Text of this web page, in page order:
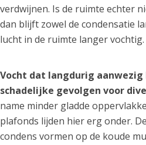
verdwijnen. Is de ruimte echter
dan blijft zowel de condensatie
lucht in de ruimte langer vochtig.
Vocht dat langdurig
schadelijke gevolgen voor
name minder gladde
plafonds lijden hier erg onder.
condens vormen op de koude